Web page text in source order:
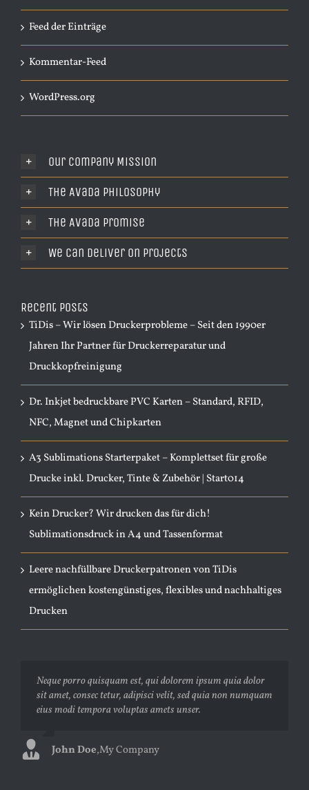
Feed der Einträge
Kommentar-Feed
WordPress.org
Our Company Mission
The Avada Philosophy
The Avada Promise
We Can Deliver On Projects
Recent Posts
TiDis – Wir lösen Druckerprobleme – Seit den 1990er
Jahren Ihr Partner für Druckerreparatur und
Druckkopfreinigung
Dr. Inkjet bedruckbare PVC Karten – Standard, RFID,
NFC, Magnet und Chipkarten
A3 Sublimations Starterpaket – Komplettset für große
Drucke inkl. Drucker, Tinte & Zubehör | Start014
Kein Drucker? Wir drucken das für dich!
Sublimationsdruck in A4 und Tassenformat
Leere nachfüllbare Druckerpatronen von TiDis
ermöglichen kostengünstiges, flexibles und nachhaltiges
Drucken
Neque porro quisquam est, qui dolorem ipsum quia dolor
sit amet, consec tetur, adipisci velit, sed quia non numquam
eius modi tempora voluptas amets unser.
John Doe,My Company
Aliquam erat volutpat. Quisque at est id ligula facilisis
laoreet eget pulvinar nibh. Suspendisse at ultrices dui.
Curabitur ac felis arcu sadips ipsums fugiats nemis.
Luke Beck,Theme Fusion